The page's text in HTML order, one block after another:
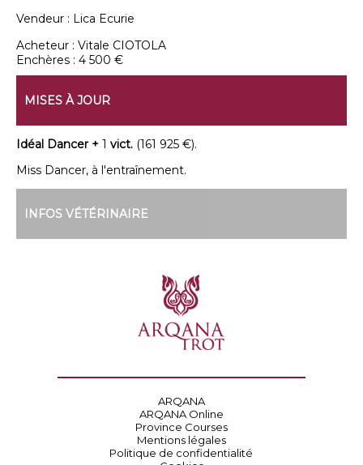
Vendeur : Lica Ecurie
Acheteur : Vitale CIOTOLA
Enchères : 4 500 €
MISES À JOUR
Idéal Dancer + 1 vict. (161 925 €).
Miss Dancer, à l'entraînement.
INFOS VÉTÉRINAIRE
ARQANA
ARQANA Online
Province Courses
Mentions légales
Politique de confidentialité